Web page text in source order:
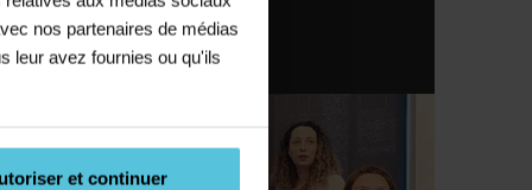
nos partenaires de médias
leur avez fournies ou qu'ils
et continuer
Saint Etienne
04 77 21 10 08